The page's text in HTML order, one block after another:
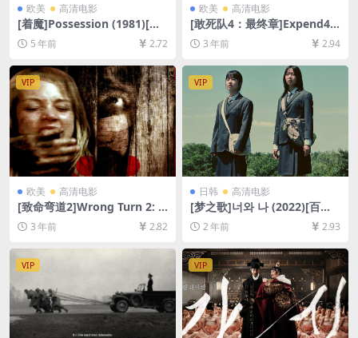
欧美 高清电影
[着魔]Possession (1981)[百
度网盘+夸克网盘+迅雷云盘资
源1080P超清未删减][MP4/6.
3GB][原声中字]
5 年前 2.72
欧美 高清电影
[敢死队4：最终章]Expend4bl
es (2023)[百度网盘+夸克网盘
1080P超清未删减资源][网盘
在线播放/下载][MP4/5GB][中
英字幕]
3 年前 2.94
VIP
欧美 高清电影
[致命弯道2]Wrong Turn 2: D
ead End (2007)[百度网盘+迅
雷云盘资源1080P超清未删减]
3 年前 2.82
VIP
日韩 高清电影
[梦之歌]너와 나 (2022)[百度
网盘+夸克网盘1080P超清未
删减资源][网盘在线播放/下
2 年前 2.93
VIP VIP